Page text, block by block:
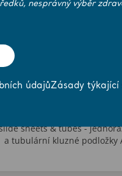
sheets & tubes -
a tubulární kluzné podložky
nesprávný výběr
údajůZásady týkající